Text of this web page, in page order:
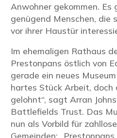
Anwohner gekommen. Es
genügend Menschen, die
vor ihrer Haustür
Im ehemaligen Rathaus
Prestonpans östlich von
gerade ein neues
hartes Stück Arbeit, doch
gelohnt“, sagt Arran
Battlefields Trust. Das
nun als Vorbild für
Gemeinden: